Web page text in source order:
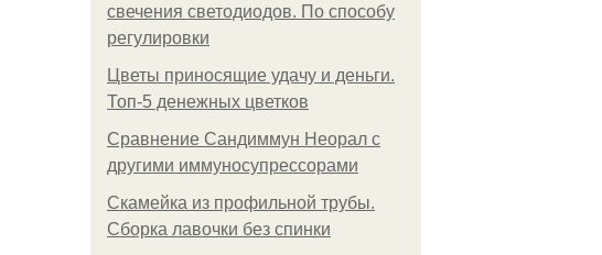
свечения светодиодов. По способу
регулировки
Цветы приносящие удачу и деньги.
Топ-5 денежных цветков
Сравнение Сандиммун Неорал с
другими иммуносупрессорами
Скамейка из профильной трубы.
Сборка лавочки без спинки